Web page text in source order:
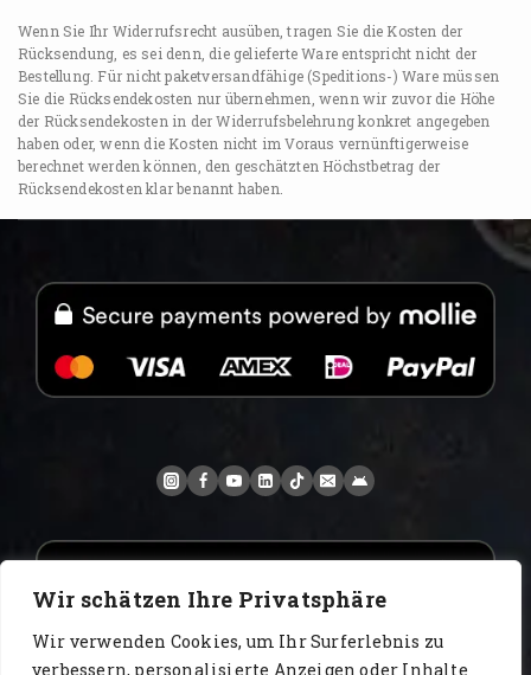
Wir schätzen Ihre Privatsphäre
Wir verwenden Cookies, um Ihr Surferlebnis zu
verbessern, personalisierte Anzeigen oder Inhalte
Wenn Sie Ihr Widerrufsrecht ausüben, tragen Sie die Kosten der
Rücksendung, es sei denn, die gelieferte Ware entspricht nicht der
Bestellung. Für nicht paketversandfähige (Speditions-) Ware müssen
Sie die Rücksendekosten nur übernehmen, wenn wir zuvor die Höhe
der Rücksendekosten in der Widerrufsbelehrung konkret angegeben
haben oder, wenn die Kosten nicht im Voraus vernünftigerweise
berechnet werden können, den geschätzten Höchstbetrag der
Rücksendekosten klar benannt haben.